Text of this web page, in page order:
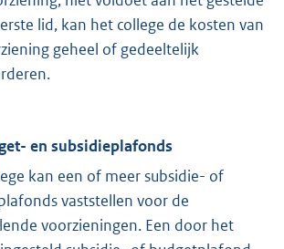
lid, kan het college de kosten van
geheel of gedeeltelijk
en subsidieplafonds
kan een of meer subsidie- of
vaststellen voor de
voorzieningen. Een door het